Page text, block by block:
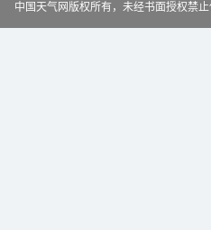
中国天气网版权所有，未经书面授权